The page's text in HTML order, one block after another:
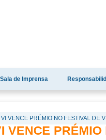
Sala de Imprensa
VENCE PRÉMIO NO FESTIVAL DE
VENCE